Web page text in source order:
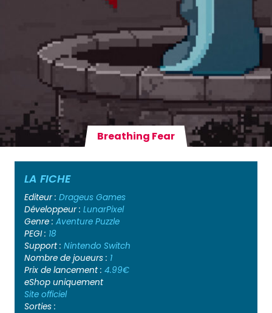
Breathing Fear
LA FICHE
Editeur : Drageus Games
Développeur : LunarPixel
Genre : Aventure Puzzle
PEGI : 18
Support : Nintendo Switch
Nombre de joueurs : 1
Prix de lancement : 4.99€
eShop uniquement
Site officiel
Sorties :